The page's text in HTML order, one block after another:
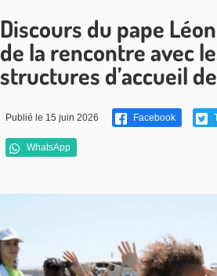
Discours du pape
de la rencontre avec
structures d’accueil
Publié le 15 juin 2026 Facebook
WhatsApp